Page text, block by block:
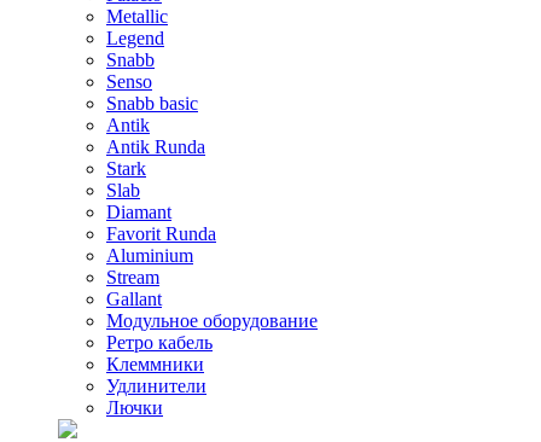
Metallic
Legend
Snabb
Senso
Snabb basic
Antik
Antik Runda
Stark
Slab
Diamant
Favorit Runda
Aluminium
Stream
Gallant
Модульное оборудование
Ретро кабель
Клеммники
Удлинители
Лючки